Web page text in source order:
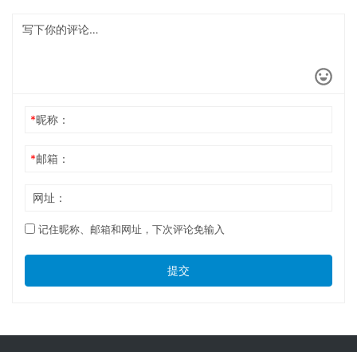
*昵称：
*邮箱：
网址：
记住昵称、邮箱和网址，下次评论免输入
提交